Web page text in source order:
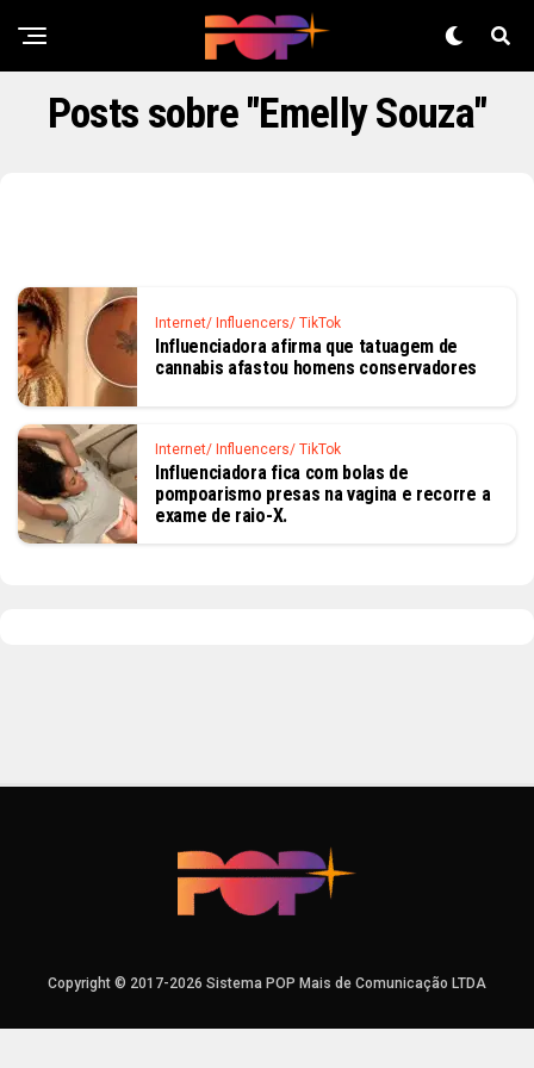
Posts sobre "Emelly Souza"
Internet/ Influencers/ TikTok
Influenciadora afirma que tatuagem de
cannabis afastou homens conservadores
Internet/ Influencers/ TikTok
Influenciadora fica com bolas de
pompoarismo presas na vagina e recorre a
exame de raio-X.
Copyright © 2017-2026 Sistema POP Mais de Comunicação LTDA